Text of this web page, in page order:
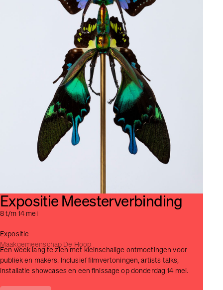
Expositie Meester­verbinding
8 t/m 14 mei
Expositie
Maakgemeenschap De Hoop
Een week lang te zien met kleinschalige ontmoetingen voor
publiek en makers. Inclusief filmvertoningen, artists talks,
installatie showcases en een finissage op donderdag 14 mei.